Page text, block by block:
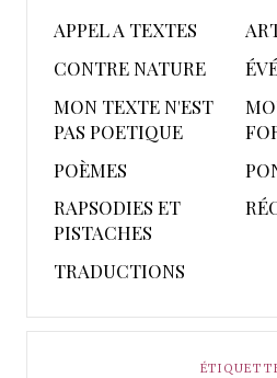
APPEL A TEXTES
CONTRE NATURE
MON TEXTE N'EST
PAS POETIQUE
POÈMES
RAPSODIES ET
PISTACHES
TRADUCTIONS